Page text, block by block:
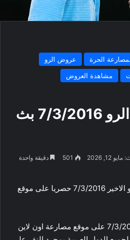
الحرة
عروض الرو
مشاهدة العروض
مشاهدة عرض الرو 7/3/2016 بث
12, 2026
501 دقيقة واحدة
اون لاين بث مباشر عرض الرو الاخير 7/3/2016 حصريا على موقع
مشاهدة عرض الرو الاخير 7/3/2016 على موقع مصارعة اون لاين